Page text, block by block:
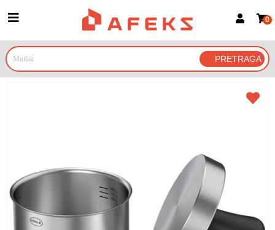
Prijava za članove
Prijavite se Google nalogom
0